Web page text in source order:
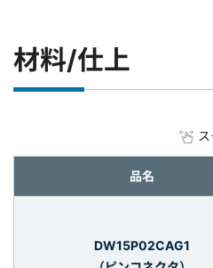
材料/仕上
品名
DW15P02CAG1